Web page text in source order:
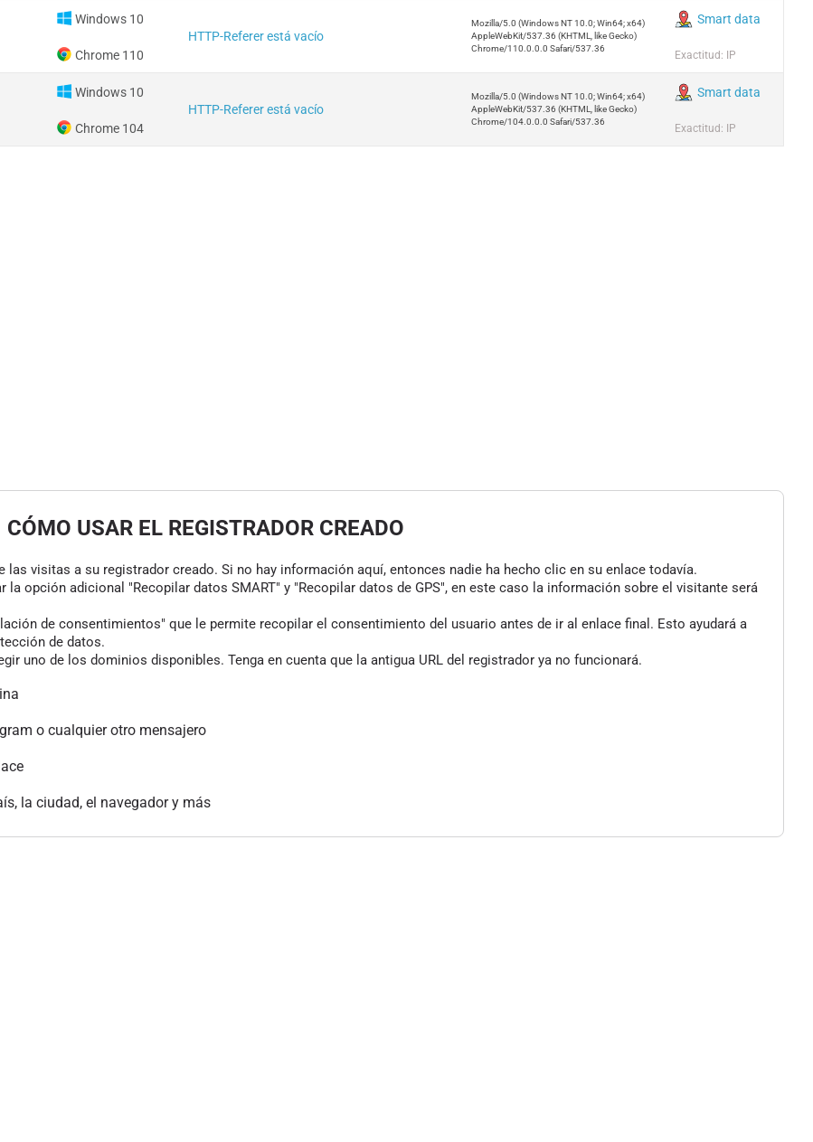
Windows 10
Chrome 110
HTTP-Referer está vacío
Mozilla/5.0 (Windows NT 10.0; Win64; x64)
AppleWebKit/537.36 (KHTML, like Gecko)
Chrome/110.0.0.0 Safari/537.36
Smart data
Exactitud: IP
Windows 10
Chrome 104
HTTP-Referer está vacío
Mozilla/5.0 (Windows NT 10.0; Win64; x64)
AppleWebKit/537.36 (KHTML, like Gecko)
Chrome/104.0.0.0 Safari/537.36
Smart data
Exactitud: IP
CÓMO USAR EL REGISTRADOR CREADO
visitas a su registrador creado. Si no hay información aquí, entonces nadie ha hecho clic en su enlace todavía.
la opción adicional "Recopilar datos SMART" y "Recopilar datos de GPS", en este caso la información sobre el visitante será
de consentimientos" que le permite recopilar el consentimiento del usuario antes de ir al enlace final. Esto ayudará a
de datos.
uno de los dominios disponibles. Tenga en cuenta que la antigua URL del registrador ya no funcionará.
o cualquier otro mensajero
la ciudad, el navegador y más